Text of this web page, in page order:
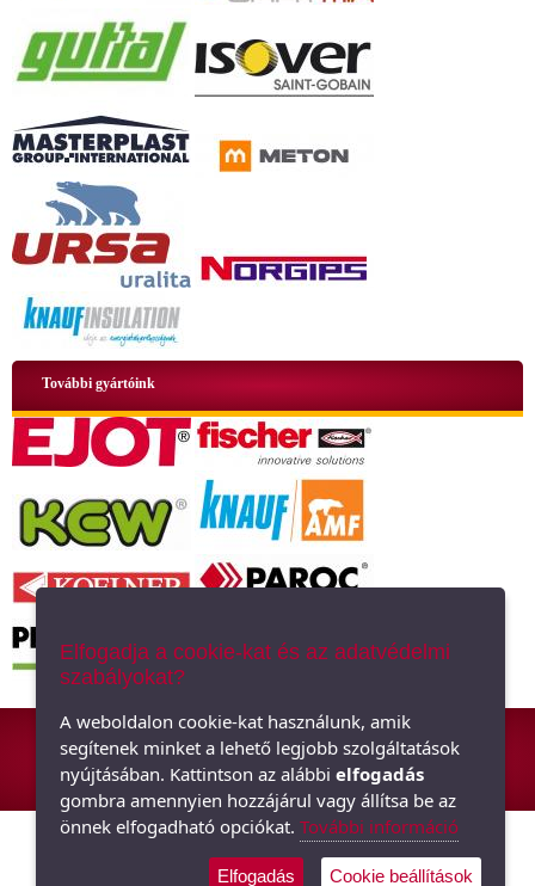
További gyártóink
ÁSZF|Adatkezelési tájékoztató| Oldaltérkép
Hőszigetelő anyagok, polisztirol, üveggyapot - Minden ami szigetelés,
hőszigetelés
Árukereső.hu
Elfogadja a cookie-kat és az adatvédelmi
szabályokat?
A weboldalon cookie-kat használunk, amik
segítenek minket a lehető legjobb szolgáltatások
nyújtásában. Kattintson az alábbi elfogadás
gombra amennyien hozzájárul vagy állítsa be az
önnek elfogadható opciókat. További információ
Elfogadás Cookie beállítások